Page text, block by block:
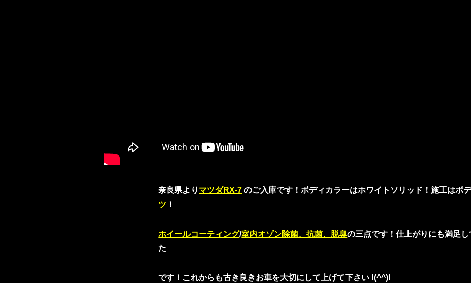
奈良県より マツダRX-7 のご入庫です！ボディカラーはホワイトソリッド！施工はボ
ツ ！
ホイールコーティング/室内オゾン除菌、抗菌、脱臭の三点です！仕上がりにも満足
た
です！これからも古き良きお車を大切にして上げて下さい !(^^)!